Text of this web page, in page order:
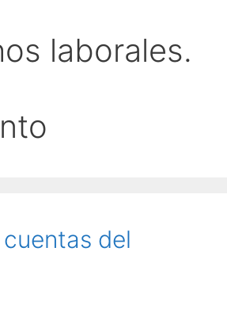
laborales.
del